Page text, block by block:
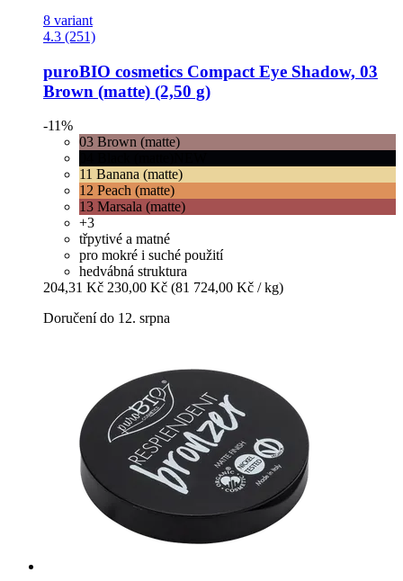
8 variant
4.3 (251)
puroBIO cosmetics Compact Eye Shadow, 03
Brown (matte) (2,50 g)
-11%
03 Brown (matte)
11 Banana (matte)
12 Peach (matte)
13 Marsala (matte)
+3
třpytivé a matné
pro mokré i suché použití
hedvábná struktura
204,31 Kč 230,00 Kč (81 724,00 Kč / kg)
Doručení do 12. srpna